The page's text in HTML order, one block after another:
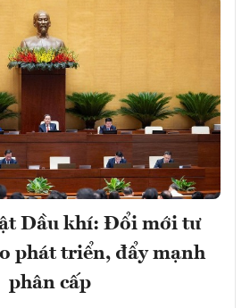
Dầu khí: Đổi mới tư
phát triển, đẩy mạnh
phân cấp